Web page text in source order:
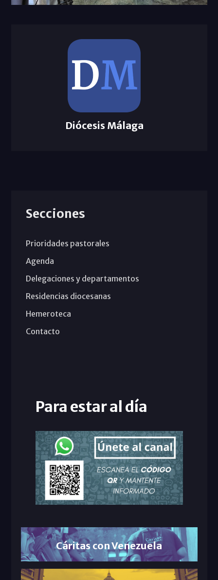
Diócesis Málaga
Secciones
Prioridades pastorales
Agenda
Delegaciones y departamentos
Residencias diocesanas
Hemeroteca
Contacto
Para estar al día
Cáritas con Venezuela